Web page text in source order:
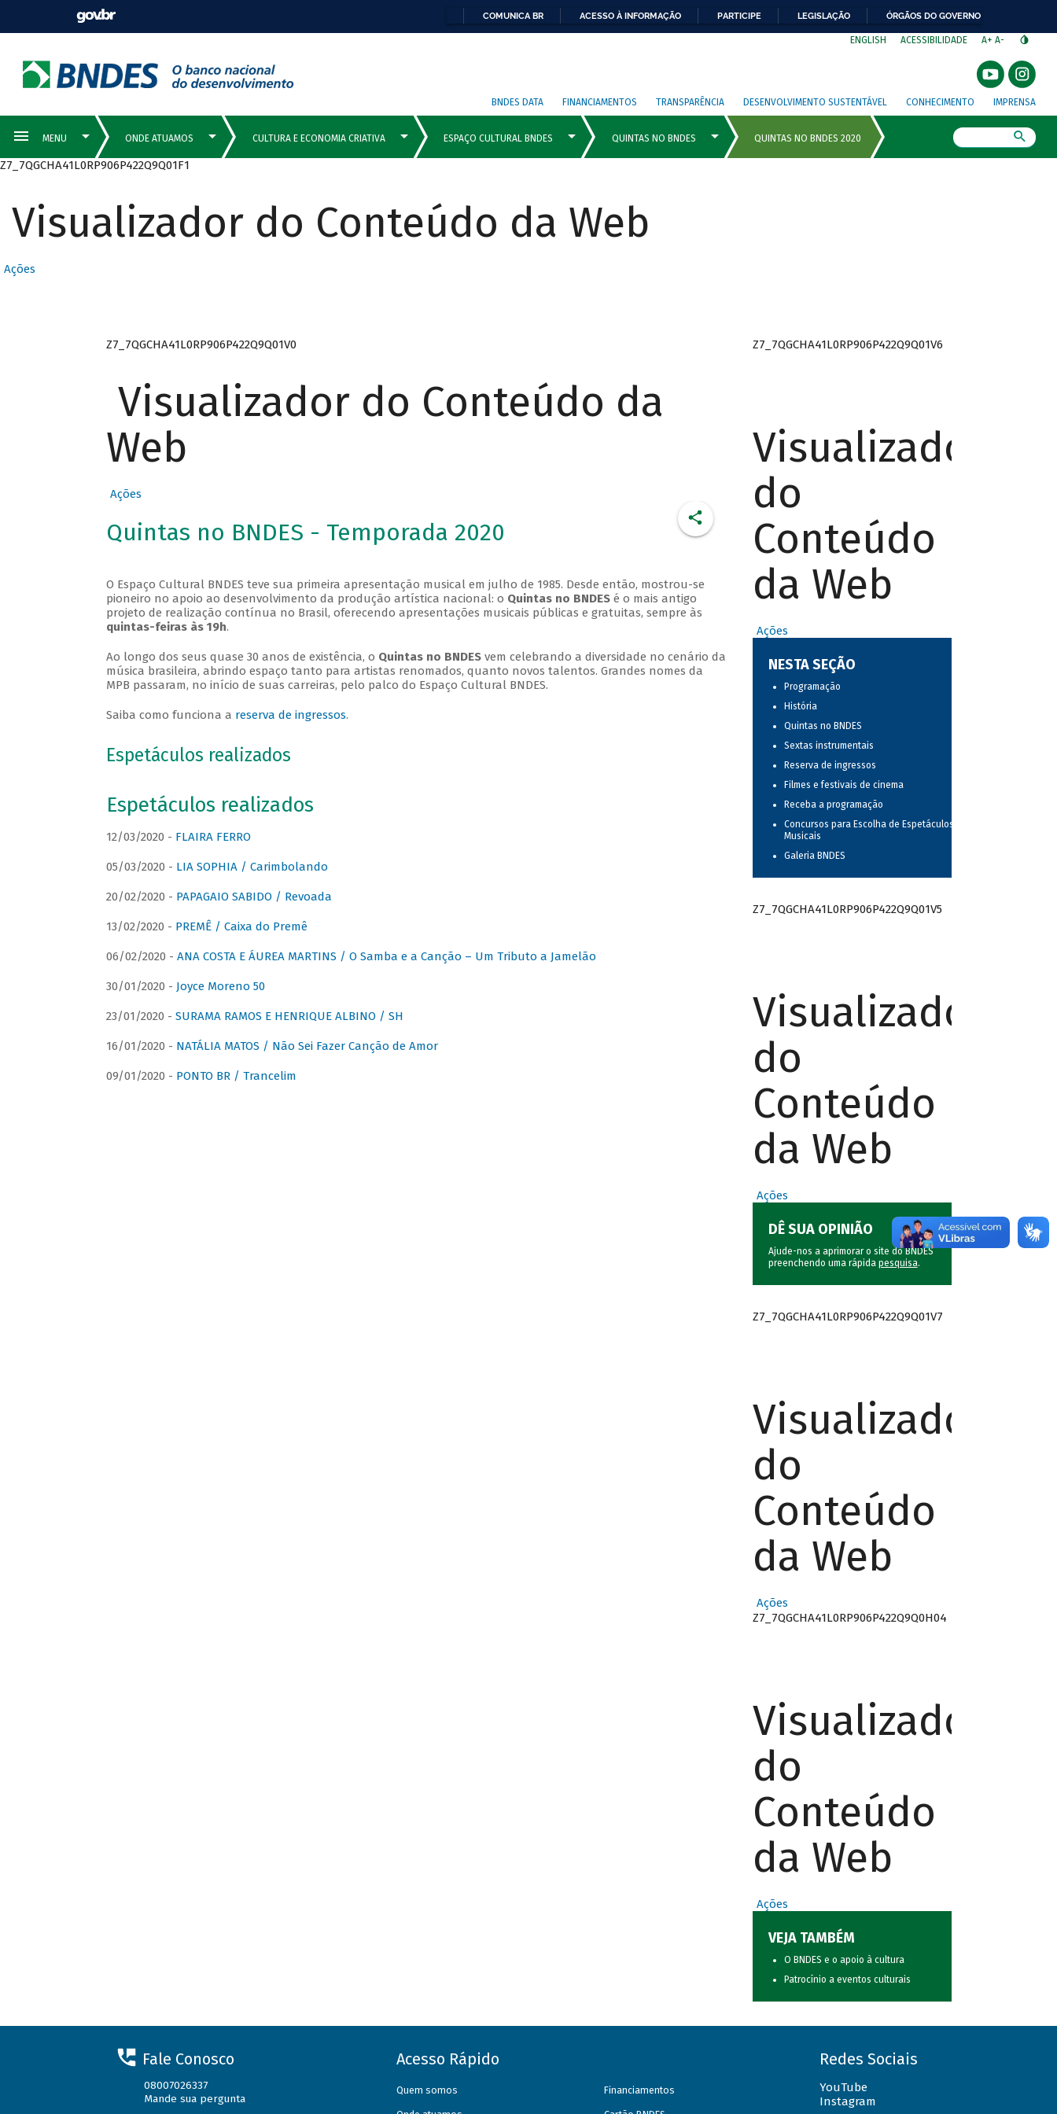
COMUNICA BR ACESSO À INFORMAÇÃO PARTICIPE LEGISLAÇÃO ÓRGÃOS DO GOVERNO
ENGLISH ACESSIBILIDADE A+ A-
BNDES DATA FINANCIAMENTOS TRANSPARÊNCIA DESENVOLVIMENTO SUSTENTÁVEL CONHECIMENTO IMPRENSA
Z7_7QGCHA41L0RP906P422Q9Q01F1
Visualizador do Conteúdo da Web
Ações
Z7_7QGCHA41L0RP906P422Q9Q01V0
Visualizador do Conteúdo da
Web
Ações
Quintas no BNDES - Temporada 2020
O Espaço Cultural BNDES teve sua primeira apresentação musical em julho de 1985. Desde então, mostrou-se
pioneiro no apoio ao desenvolvimento da produção artística nacional: o Quintas no BNDESé o mais antigo
projeto de realização contínua no Brasil, oferecendo apresentações musicais públicas e gratuitas, sempre às
quintas-feiras às 19h.
Ao longo dos seus quase 30 anos de existência, o Quintas no BNDESvem celebrando a diversidade no cenário da
música brasileira, abrindo espaço tanto para artistas renomados, quanto novos talentos. Grandes nomes da
MPB passaram, no início de suas carreiras, pelo palco do Espaço Cultural BNDES.
Saiba como funciona a reserva de ingressos.
Espetáculos realizados
Espetáculos realizados
12/03/2020 - FLAIRA FERRO
05/03/2020 - LIA SOPHIA / Carimbolando
20/02/2020 - PAPAGAIO SABIDO / Revoada
13/02/2020 - PREMÊ / Caixa do Premê
06/02/2020 - ANA COSTA E ÁUREA MARTINS / O Samba e a Canção – Um Tributo a Jamelão
30/01/2020 - Joyce Moreno 50
23/01/2020 - SURAMA RAMOS E HENRIQUE ALBINO / SH
16/01/2020 - NATÁLIA MATOS / Não Sei Fazer Canção de Amor
09/01/2020 - PONTO BR / Trancelim
Z7_7QGCHA41L0RP906P422Q9Q01V6
Visualizador
do
Conteúdo
da Web
Ações
NESTA SEÇÃO
Programação
História
Quintas no BNDES
Sextas instrumentais
Reserva de ingressos
Filmes e festivais de cinema
Receba a programação
Concursos para Escolha de Espetáculos
Musicais
Galeria BNDES
Z7_7QGCHA41L0RP906P422Q9Q01V5
Visualizador
do
Conteúdo
da Web
Ações
DÊ SUA OPINIÃO
Ajude-nos a aprimorar o site do BNDES
preenchendo uma rápida pesquisa.
Z7_7QGCHA41L0RP906P422Q9Q01V7
Visualizador
do
Conteúdo
da Web
Ações
Z7_7QGCHA41L0RP906P422Q9Q0H04
Visualizador
do
Conteúdo
da Web
Ações
VEJA TAMBÉM
O BNDES e o apoio à cultura
Patrocínio a eventos culturais
Fale Conosco
08007026337
Mande sua pergunta
Acesso Rápido
Quem somos Financiamentos
Redes Sociais
YouTube
Instagram